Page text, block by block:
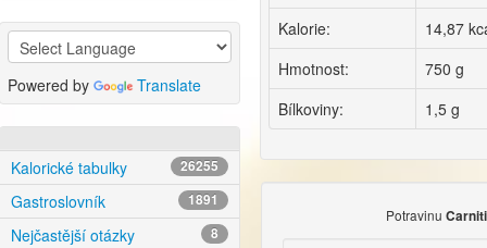
Powered by Translate
Kalorické tabulky 26255
Gastroslovník 1891
Nejčastější otázky 8
Kalorie:
14,87
Hmotnost:
750 g
Bílkoviny:
1,5 g
Potravinu